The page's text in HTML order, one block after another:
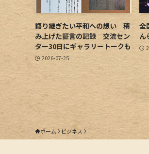
語り継ぎたい平和への想い 積
み上げた証言の記録 交流セン
ター30日にギャラリートークも
2026-07-25
全
ん
ホーム ビジネス